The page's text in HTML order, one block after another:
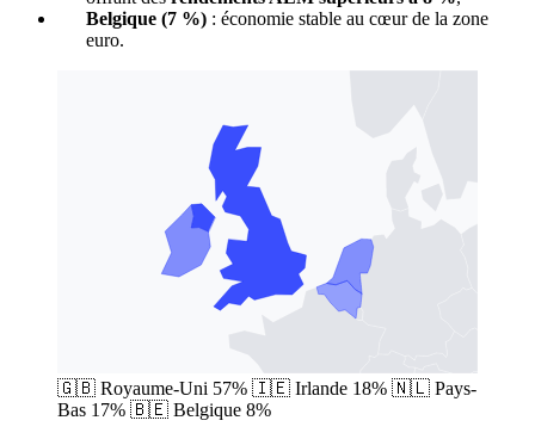
Belgique (7 %) : économie stable au cœur de la zone
euro.
🇬🇧 Royaume-Uni 57% 🇮🇪 Irlande 18% 🇳🇱 Pays-
Bas 17% 🇧🇪 Belgique 8%